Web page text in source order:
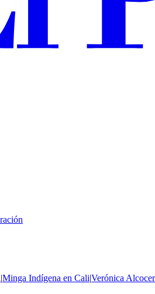
|Minga Indígena en Cali|Verónica Alcocer